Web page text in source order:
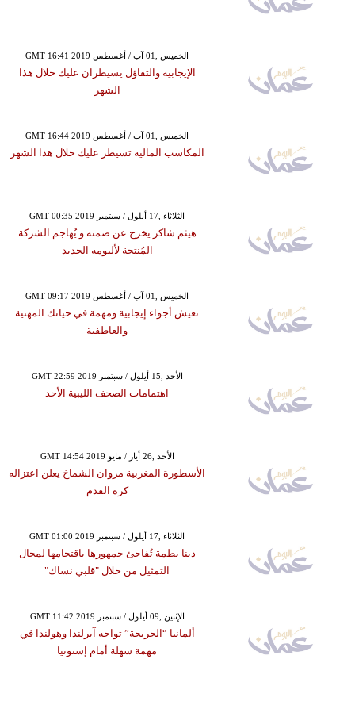
GMT 16:41 2019 الخميس ,01 آب / أغسطس
الإيجابية والتفاؤل يسيطران عليك خلال هذا
الشهر
GMT 16:44 2019 الخميس ,01 آب / أغسطس
المكاسب المالية تسيطر عليك خلال هذا الشهر
GMT 00:35 2019 الثلاثاء ,17 أيلول / سبتمبر
هيثم شاكر يخرج عن صمته و يُهاجم الشركة
المُنتجة لألبومه الجديد
GMT 09:17 2019 الخميس ,01 آب / أغسطس
تعيش أجواء إيجابية ومهمة في حياتك المهنية
والعاطفية
GMT 22:59 2019 الأحد ,15 أيلول / سبتمبر
اهتمامات الصحف الليبية الأحد
GMT 14:54 2019 الأحد ,26 أيار / مايو
الأسطورة المغربية مروان الشماخ يعلن اعتزاله
كرة القدم
GMT 01:00 2019 الثلاثاء ,17 أيلول / سبتمبر
دينا بطمة تُفاجئ جمهورها باقتحامها لمجال
التمثيل من خلال "قلبي نساك"
GMT 11:42 2019 الإثنين ,09 أيلول / سبتمبر
ألمانيا “الجريحة” تواجه آيرلندا وهولندا في
مهمة سهلة أمام إستونيا